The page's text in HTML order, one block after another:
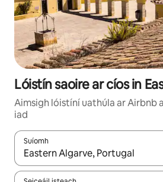
Lóistín saoire ar cíos in
Aimsigh lóistíní uathúla ar Airbnb
iad
Suíomh
Nuair a bheidh torthaí ar fáil, déan